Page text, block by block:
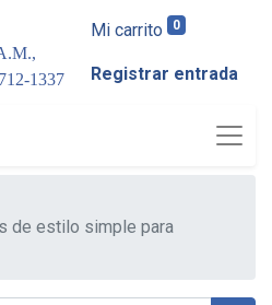
1337
Mi carrito 0
Registrar entrada
de estilo simple para